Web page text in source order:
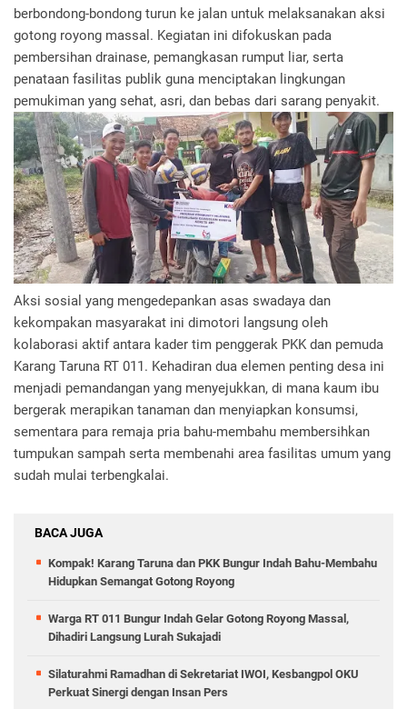
berbondong-bondong turun ke jalan untuk melaksanakan aksi
gotong royong massal. Kegiatan ini difokuskan pada
pembersihan drainase, pemangkasan rumput liar, serta
penataan fasilitas publik guna menciptakan lingkungan
pemukiman yang sehat, asri, dan bebas dari sarang penyakit.
Aksi sosial yang mengedepankan asas swadaya dan
kekompakan masyarakat ini dimotori langsung oleh
kolaborasi aktif antara kader tim penggerak PKK dan pemuda
Karang Taruna RT 011. Kehadiran dua elemen penting desa ini
menjadi pemandangan yang menyejukkan, di mana kaum ibu
bergerak merapikan tanaman dan menyiapkan konsumsi,
sementara para remaja pria bahu-membahu membersihkan
tumpukan sampah serta membenahi area fasilitas umum yang
sudah mulai terbengkalai.
BACA JUGA
Kompak! Karang Taruna dan PKK Bungur Indah Bahu-Membahu
Hidupkan Semangat Gotong Royong
Warga RT 011 Bungur Indah Gelar Gotong Royong Massal,
Dihadiri Langsung Lurah Sukajadi
Silaturahmi Ramadhan di Sekretariat IWOI, Kesbangpol OKU
Perkuat Sinergi dengan Insan Pers